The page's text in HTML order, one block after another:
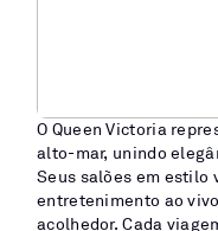
O Queen Victoria
alto-mar, unindo
Seus salões em estilo
entretenimento ao
acolhedor. Cada